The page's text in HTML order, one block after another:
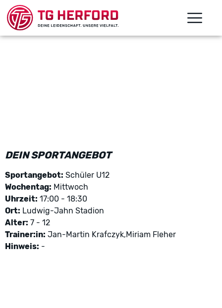
DEIN SPORTANGEBOT
Sportangebot: Schüler U12
Wochentag: Mittwoch
Uhrzeit: 17:00 - 18:30
Ort: Ludwig-Jahn Stadion
Alter: 7 - 12
Trainer:in: Jan-Martin Krafczyk,Miriam Fleher
Hinweis: -